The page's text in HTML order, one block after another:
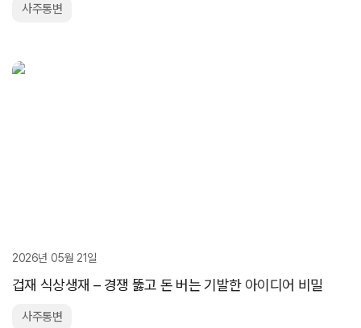
사주통변
2026년 05월 21일
겁재 식상생재 – 경쟁 뚫고 돈 버는 기발한 아이디어 비밀
사주통변